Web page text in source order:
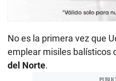
No es la primera vez que
emplear misiles balísticos
del Norte.